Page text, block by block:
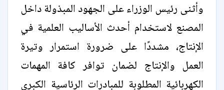
وأثنى رئيس الوزراء على الجهود المبذولة داخل
المصنع لاستخدام أحدث الأساليب العلمية في
الإنتاج، مشددًا على ضرورة استمرار وتيرة
العمل والإنتاج لضمان توافر كافة المهمات
الكهربائية المطلوبة للمبادرات الرئاسية الكبرى